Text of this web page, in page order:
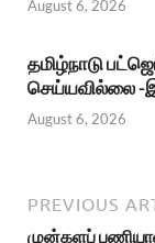
August 6, 2026
தமிழ்நாடு
செய்யவில்லை -
August 6, 2026
PREVIOUS
முன்களப்